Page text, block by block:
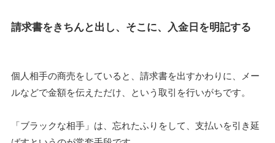
請求書をきちんと出し、そこに、入金日を明記する
個人相手の商売をしていると、請求書を出すかわりに、メー
ルなどで金額を伝えただけ、という取引を行いがちです。
「ブラックな相手」は、忘れたふりをして、支払いを引き延